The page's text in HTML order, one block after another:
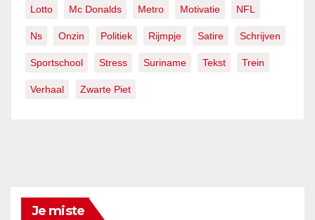
Lotto Mc Donalds Metro Motivatie NFL
Ns Onzin Politiek Rijmpje Satire Schrijven
Sportschool Stress Suriname Tekst Trein
Verhaal Zwarte Piet
Je miste